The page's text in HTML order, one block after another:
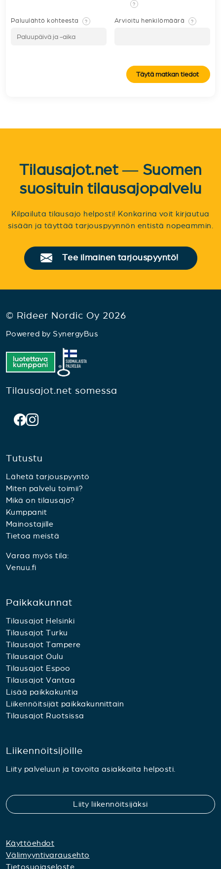
?
Paluulähtö kohteesta ? Arvioitu henkilömäärä ?
Täytä matkan tiedot
Tilausajot.net — Suomen
suosituin tilausajopalvelu
Kilpailuta tilausajo helposti! Konkarina voit kirjautua
sisään ja täyttää tarjouspyynnön entistä nopeammin.
Tee ilmainen tarjouspyyntö!
© Rideer Nordic Oy 2026
Powered by SynergyBus
Tilausajot.net somessa
Tutustu
Lähetä tarjouspyyntö
Miten palvelu toimii?
Mikä on tilausajo?
Kumppanit
Mainostajille
Tietoa meistä
Varaa myös tila:
Venuu.fi
Paikkakunnat
Tilausajot Helsinki
Tilausajot Turku
Tilausajot Tampere
Tilausajot Oulu
Tilausajot Espoo
Tilausajot Vantaa
Lisää paikkakuntia
Liikennöitsijät paikkakunnittain
Tilausajot Ruotsissa
Liikennöitsijöille
Liity palveluun ja tavoita asiakkaita helposti.
Liity liikennöitsijäksi
Käyttöehdot
Välimyyntivarausehto
Tietosuojaseloste